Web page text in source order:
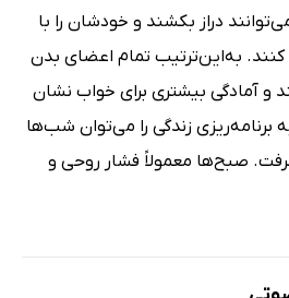
دراز بکشند و خودشان را با
به‌این‌ترتیب تمام اعضای بدن
و آمادگی بیشتری برای خواب نشان
زندگی را می‌توان شب‌ها
صبح‌ها معمولاً فشار روحی و